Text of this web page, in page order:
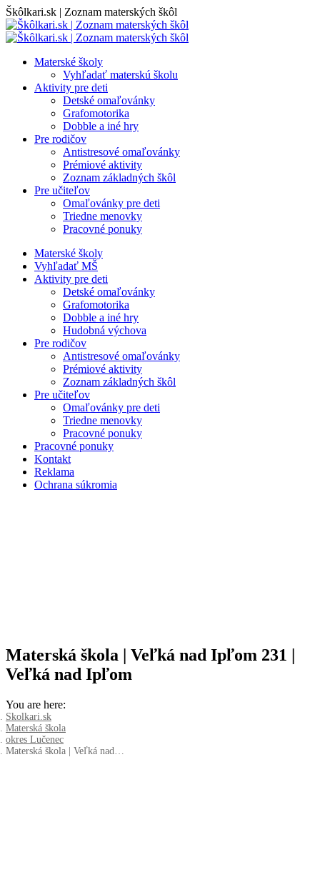
Skip
to
content
Škôlkari.sk | Zoznam materských škôl
Materské školy
Vyhľadať materskú školu
Aktivity pre deti
Detské omaľovánky
Grafomotorika
Dobble a iné hry
Pre rodičov
Antistresové omaľovánky
Prémiové aktivity
Zoznam základných škôl
Pre učiteľov
Omaľovánky pre deti
Triedne menovky
Pracovné ponuky
Materské školy
Vyhľadať MŠ
Aktivity pre deti
Detské omaľovánky
Grafomotorika
Dobble a iné hry
Hudobná výchova
Pre rodičov
Antistresové omaľovánky
Prémiové aktivity
Zoznam základných škôl
Pre učiteľov
Omaľovánky pre deti
Triedne menovky
Pracovné ponuky
Pracovné ponuky
Kontakt
Reklama
Ochrana súkromia
Materská škola | Veľká nad Ipľom 231 |
Veľká nad Ipľom
You are here:
Skolkari.sk
Materská škola
okres Lučenec
Materská škola | Veľká nad…